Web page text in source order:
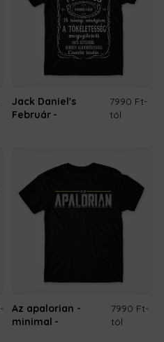
Jack Daniel's
Február
7990 Ft-
tól
-
Az apalorian -
minimal
7990 Ft-
tól